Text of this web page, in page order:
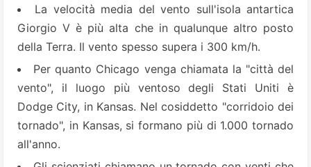
La velocità media del vento sull'isola antartica
Giorgio V è più alta che in qualunque altro posto
della Terra. Il vento spesso supera i 300 km/h.
Per quanto Chicago venga chiamata la "città del
vento", il luogo più ventoso degli Stati Uniti è
Dodge City, in Kansas. Nel cosiddetto "corridoio dei
tornado", in Kansas, si formano più di 1.000 tornado
all'anno.